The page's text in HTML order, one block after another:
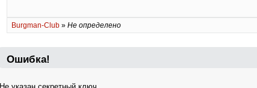
Burgman-Club» Не определено
Ошибка!